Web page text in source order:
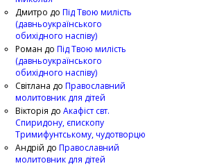
Дмитро до Під Твою милість
(давньоукраїнського
обихідного наспіву)
Роман до Під Твою милість
(давньоукраїнського
обихідного наспіву)
Світлана до Православний
молитовник для дітей
Вікторія до Акафіст свт.
Спиридону, єпископу
Тримифунтському, чудотворцю
Андрій до Православний
молитовник для дітей